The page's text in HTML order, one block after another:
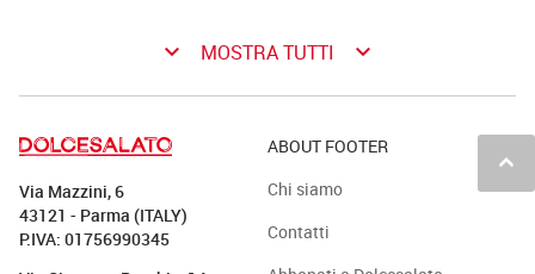
keyboard_arrow_down MOSTRA TUTTI keyboard_arrow_down
keyboard_arrow_up
Via Mazzini, 6
43121 - Parma (ITALY)
P.IVA: 01756990345
ABOUT FOOTER
Chi siamo
Contatti